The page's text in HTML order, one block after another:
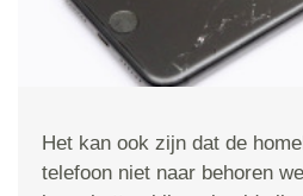
Het kan ook zijn dat de
telefoon niet naar behoren